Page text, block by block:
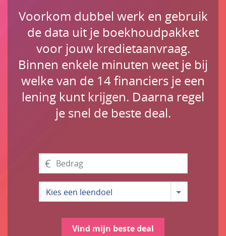
Voorkom dubbel werk en gebruik
de data uit je boekhoudpakket
voor jouw kredietaanvraag.
Binnen enkele minuten weet je bij
welke van de 14 financiers je een
lening kunt krijgen. Daarna regel
je snel de beste deal.
€
Kies een leendoel
Vind mijn beste deal